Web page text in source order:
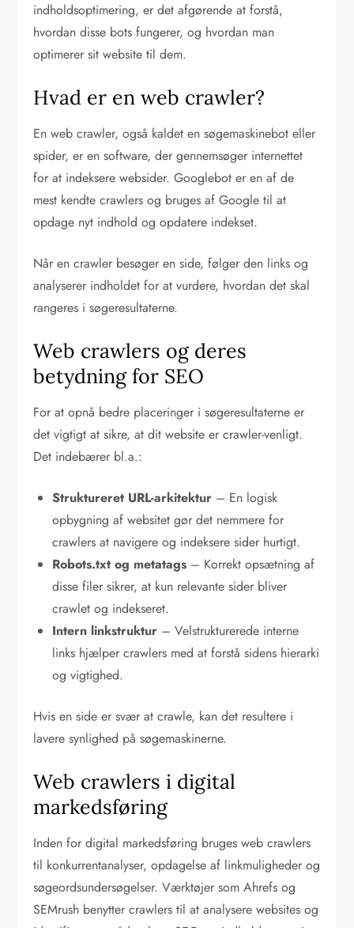
indholdsoptimering, er det afgørende at forstå,
hvordan disse bots fungerer, og hvordan man
optimerer sit website til dem.
Hvad er en web crawler?
En web crawler, også kaldet en søgemaskinebot eller
spider, er en software, der gennemsøger internettet
for at indeksere websider. Googlebot er en af de
mest kendte crawlers og bruges af Google til at
opdage nyt indhold og opdatere indekset.
Når en crawler besøger en side, følger den links og
analyserer indholdet for at vurdere, hvordan det skal
rangeres i søgeresultaterne.
Web crawlers og deres
betydning for SEO
For at opnå bedre placeringer i søgeresultaterne er
det vigtigt at sikre, at dit website er crawler-venligt.
Det indebærer bl.a.:
Struktureret URL-arkitektur – En logisk
opbygning af websitet gør det nemmere for
crawlers at navigere og indeksere sider hurtigt.
Robots.txt og metatags – Korrekt opsætning af
disse filer sikrer, at kun relevante sider bliver
crawlet og indekseret.
Intern linkstruktur – Velstrukturerede interne
links hjælper crawlers med at forstå sidens hierarki
og vigtighed.
Hvis en side er svær at crawle, kan det resultere i
lavere synlighed på søgemaskinerne.
Web crawlers i digital
markedsføring
Inden for digital markedsføring bruges web crawlers
til konkurrentanalyser, opdagelse af linkmuligheder og
søgeordsundersøgelser. Værktøjer som Ahrefs og
SEMrush benytter crawlers til at analysere websites og